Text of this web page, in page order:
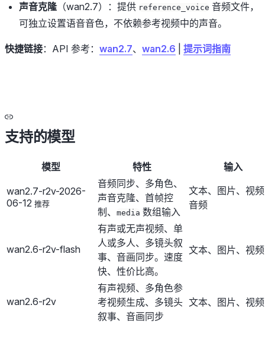
声音克隆（wan2.7）：提供 reference_voice 音频文件，
可独立设置语音音色，不依赖参考视频中的声音。
快捷链接：API 参考： wan2.7、 wan2.6 提示词指南
支持的模型
模型 特性 输入
wan2.7-r2v-2026-
06-12 推荐
音频同步、多角色、
声音克隆、首帧控
制、
media 数组输入
文本、图片、视
音频
wan2.6-r2v-flash
有声或无声视频、单
人或多人、多镜头叙
事、音画同步。速度
快、性价比高。
文本、图片、视频
wan2.6-r2v
有声视频、多角色参
考视频生成、多镜头
叙事、音画同步
文本、图片、视频